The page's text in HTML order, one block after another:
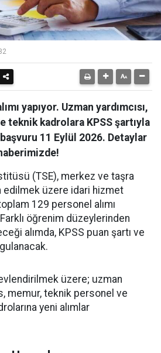
yapıyor. Uzman yardımcısı,
teknik kadrolara KPSS şartıyla
başvuru 11 Eylül 2026. Detaylar
(TSE), merkez ve taşra
edilmek üzere idari hizmet
129 personel alımı
öğrenim düzeylerinden
alımda, KPSS puan şartı ve
üzere; uzman
memur, teknik personel ve
yeni alımlar